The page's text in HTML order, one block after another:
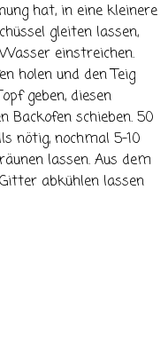
hat, in eine kleinere
gleiten lassen,
einstreichen.
holen und den Teig
geben, diesen
Backofen schieben. 50
nötig, nochmal 5-10
lassen. Aus dem
abkühlen lassen